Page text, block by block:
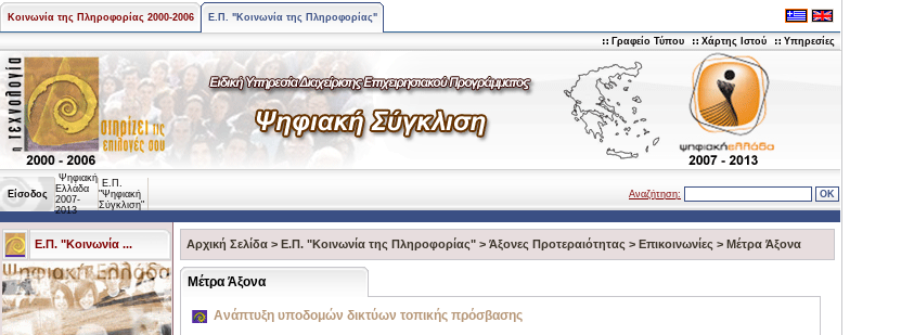
Κοινωνία της Πληροφορίας 2000-2006 Ε.Π. "Κοινωνία της Πληροφορίας"
Γραφείο Τύπου Χάρτης Ιστού Υπηρεσίες
Είσοδος
Ψηφιακή
Ελλάδα
2007-
2013
Ε.Π.
"Ψηφιακή
Σύγκλιση"
Αναζήτηση:
Ε.Π. "Κοινωνία ... Αρχική Σελίδα > Ε.Π. "Κοινωνία της Πληροφορίας" > Άξονες Προτεραιότητας > Eπικοινωνίες > Μέτρα Άξονα
Μέτρα Άξονα
Ανάπτυξη υποδομών δικτύων τοπικής πρόσβασης